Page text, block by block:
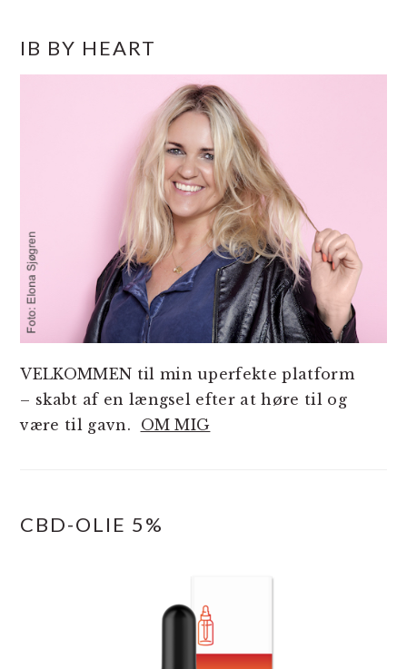
SIDEBAR
IB BY HEART
VELKOMMEN til min uperfekte platform
– skabt af en længsel efter at høre til og
være til gavn. OM MIG
CBD-OLIE 5%